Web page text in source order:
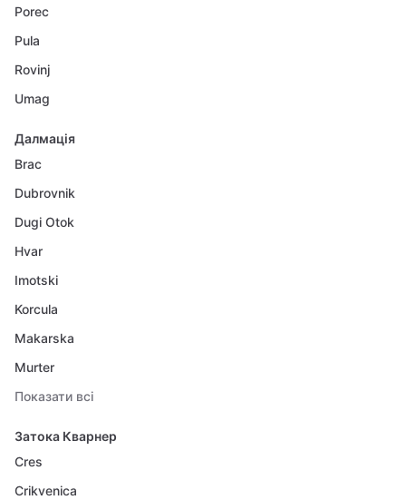
Porec
Pula
Rovinj
Umag
Далмація
Brac
Dubrovnik
Dugi Otok
Hvar
Imotski
Korcula
Makarska
Murter
Показати всі
Затока Кварнер
Cres
Crikvenica